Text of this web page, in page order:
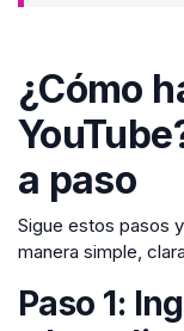
¿Cómo
a paso
Sigue estos pasos
manera simple,
Paso 1: